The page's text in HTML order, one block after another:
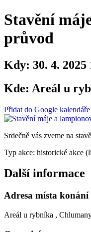
Stavění
průvod
Kdy: 30. 4. 2025
Kde: Areál u
Přidat do Google kalendáře
Srdečně vás zveme na
Typ akce: historické akce
Další informace
Adresa místa konání
Areál u rybníka ,